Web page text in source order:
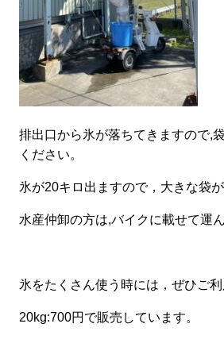
排出口から氷が落ちてきますので,
ください。
氷が20キロ出ますので，大きな袋が
水産仲卸の方は,バイクに載せて運
氷をたくさん使う時には，ぜひご利
20kg:700円で販売しています。